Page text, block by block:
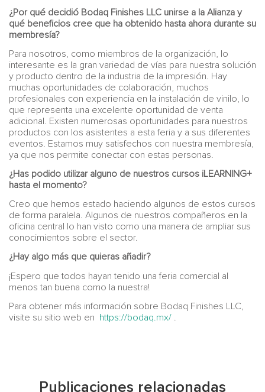
¿Por qué decidió Bodaq Finishes LLC unirse a la Alianza y
qué beneficios cree que ha obtenido hasta ahora durante su
membresía?
Para nosotros, como miembros de la organización, lo
interesante es la gran variedad de vías para nuestra solución
y producto dentro de la industria de la impresión. Hay
muchas oportunidades de colaboración, muchos
profesionales con experiencia en la instalación de vinilo, lo
que representa una excelente oportunidad de venta
adicional. Existen numerosas oportunidades para nuestros
productos con los asistentes a esta feria y a sus diferentes
eventos. Estamos muy satisfechos con nuestra membresía,
ya que nos permite conectar con estas personas.
¿Has podido utilizar alguno de nuestros cursos iLEARNING+
hasta el momento?
Creo que hemos estado haciendo algunos de estos cursos
de forma paralela. Algunos de nuestros compañeros en la
oficina central lo han visto como una manera de ampliar sus
conocimientos sobre el sector.
¿Hay algo más que quieras añadir?
¡Espero que todos hayan tenido una feria comercial al
menos tan buena como la nuestra!
Para obtener más información sobre Bodaq Finishes LLC,
visite su sitio web en https://bodaq.mx/ .
Publicaciones relacionadas